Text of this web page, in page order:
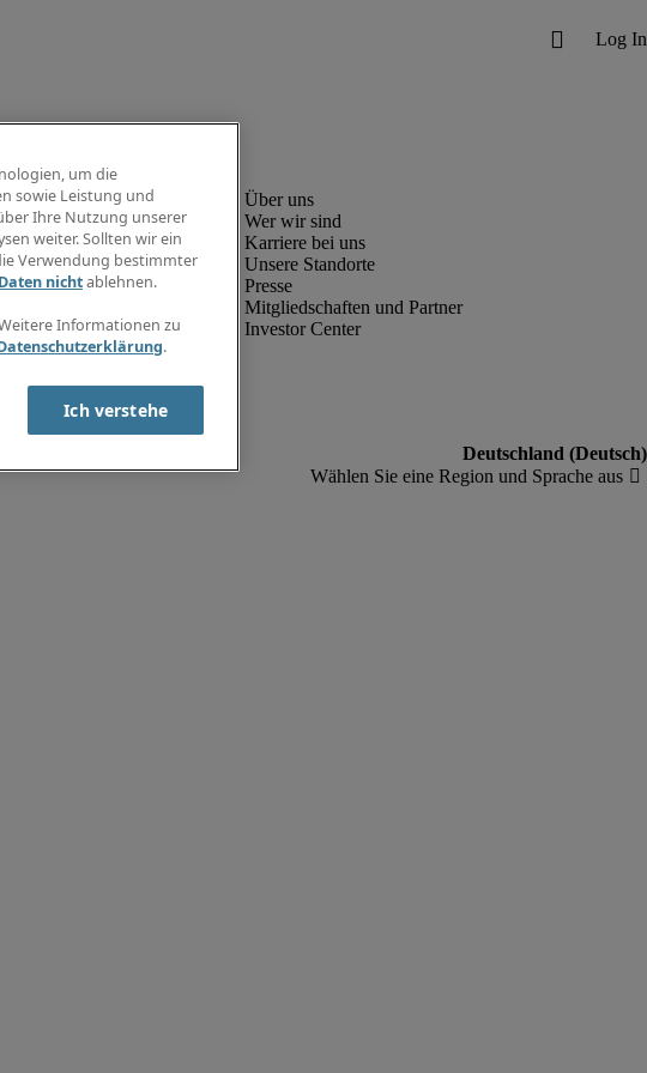
Wer wir sind
Karriere bei uns
Unsere Standorte
Presse
Mitgliedschaften und Partner
Investor Center
um die
sowie Leistung und
Ihre Nutzung unserer
weiter. Sollten wir ein
Verwendung bestimmter
nichtablehnen.
Informationen zu
.
Ich verstehe